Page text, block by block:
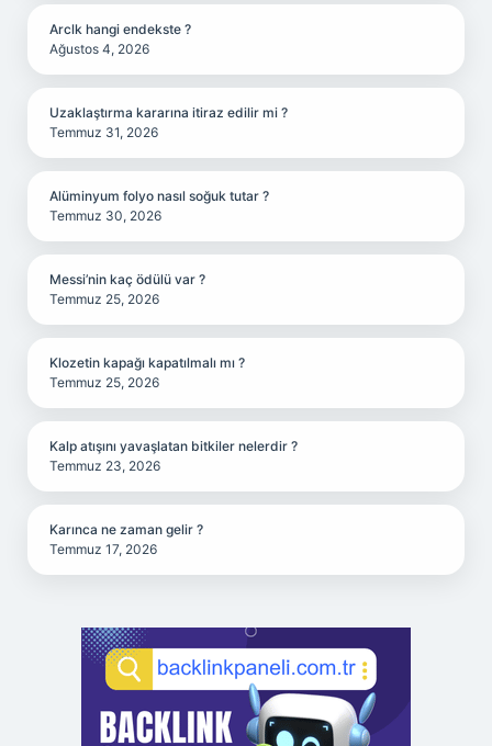
Arclk hangi endekste ?
Ağustos 4, 2026
Uzaklaştırma kararına itiraz edilir mi ?
Temmuz 31, 2026
Alüminyum folyo nasıl soğuk tutar ?
Temmuz 30, 2026
Messi’nin kaç ödülü var ?
Temmuz 25, 2026
Klozetin kapağı kapatılmalı mı ?
Temmuz 25, 2026
Kalp atışını yavaşlatan bitkiler nelerdir ?
Temmuz 23, 2026
Karınca ne zaman gelir ?
Temmuz 17, 2026